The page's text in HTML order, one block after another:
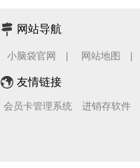
网站导航
小脑袋官网 网站地图
友情链接
会员卡管理系统 进销存软件